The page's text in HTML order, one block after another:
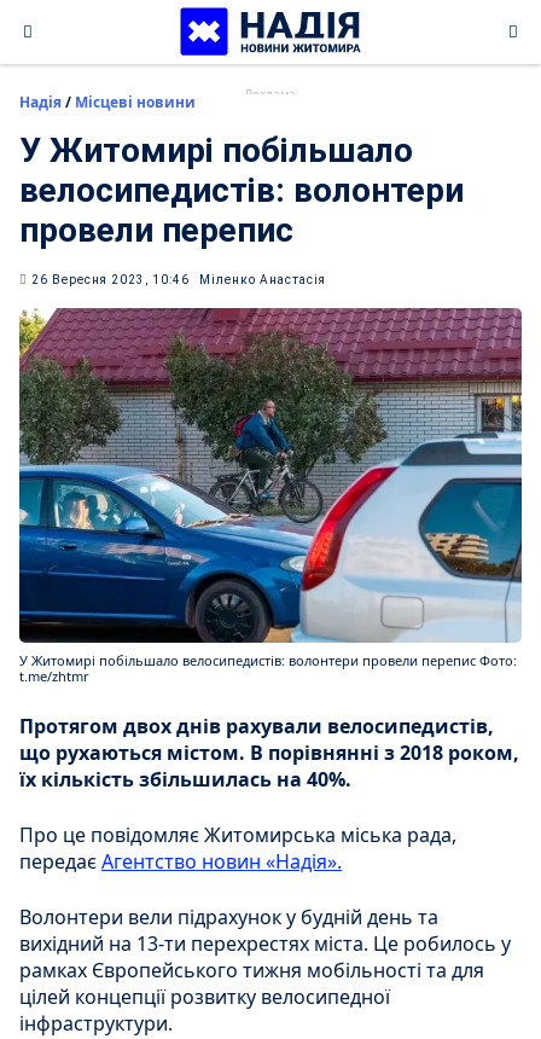
content
Надія/ Місцеві новини
У Житомирі побільшало
велосипедистів: волонтери
провели перепис
26 Вересня 2023, 10:46 Міленко Анастасія
У Житомирі побільшало велосипедистів: волонтери провели перепис Фото:
t.me/zhtmr
Протягом двох днів рахували велосипедистів,
що рухаються містом. В порівнянні з 2018 роком,
їх кількість збільшилась на 40%.
Про це повідомляє Житомирська міська рада,
передаєАгентство новин «Надія».
Волонтери вели підрахунок у будній день та
вихідний на 13-ти перехрестях міста. Це робилось у
рамках Європейського тижня мобільності та для
цілей концепції розвитку велосипедної
інфраструктури.